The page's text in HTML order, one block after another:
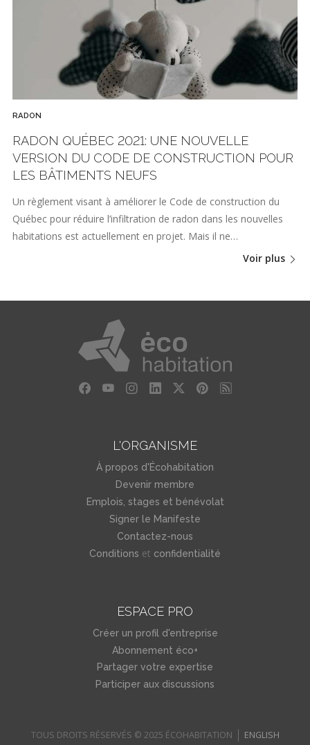
RADON
RADON QUÉBEC 2021: UNE NOUVELLE
VERSION DU CODE DE CONSTRUCTION POUR
LES BÂTIMENTS NEUFS
Un règlement visant à améliorer le Code de construction du
Québec pour réduire l’infiltration de radon dans les nouvelles
habitations est actuellement en projet. Mais il ne…
Voir plus
L'ORGANISME
À propos d'Écohabitation
Devenir membre
Emplois, stages et bénévolat
Signer le Manifeste
Contactez-nous
Conditions et confidentialité
ESPACE PRO
Créer un profil d'entreprise
Abonnement éco+
Partager votre expertise
Participer aux discussions
TOUS DROITS RÉSERVÉS © 2025 ÉCOHABITATION ENGLISH